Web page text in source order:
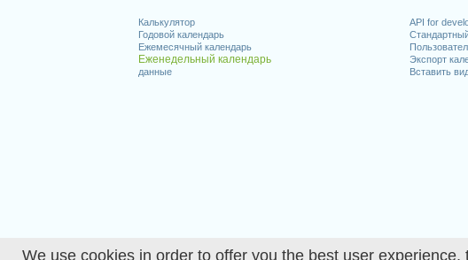
We use cookies in order to offer you the best user
Калькулятор
Годовой календарь
Ежемесячный календарь
Еженедельный календарь
данные
API for
Экспорт
Вставить